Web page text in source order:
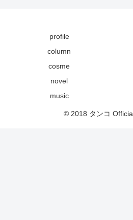
profile
column
cosme
novel
music
© 2018 タンコ